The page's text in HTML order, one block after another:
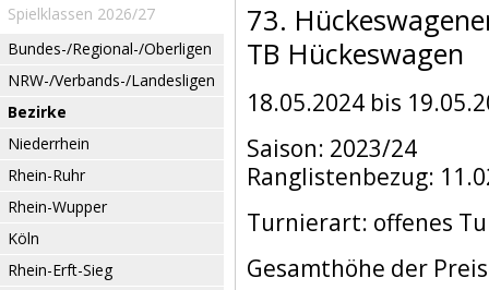
Spielklassen 2026/27
Bundes-/Regional-/Oberligen
NRW-/Verbands-/Landesligen
Bezirke
Niederrhein
Rhein-Ruhr
Rhein-Wupper
Köln
Rhein-Erft-Sieg
73.
TB Hückeswagen
18.05.2024 bis
Saison: 2023/24
Ranglistenbezug:
Turnierart: offenes
Gesamthöhe der